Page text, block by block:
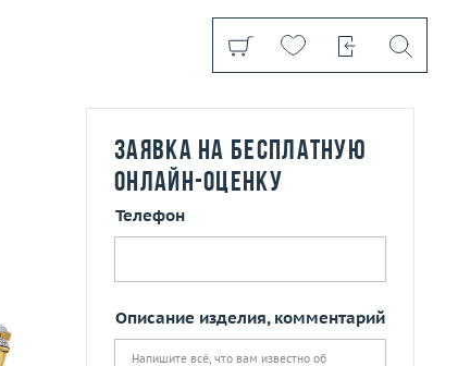
Показать все
Заявка на бесплатную
онлайн-оценку
Телефон
Описание изделия, комментарий